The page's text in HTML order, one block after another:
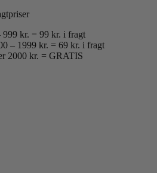
999 kr. = 99 kr. i fragt
– 1999 kr. = 69 kr. i fragt
2000 kr. = GRATIS